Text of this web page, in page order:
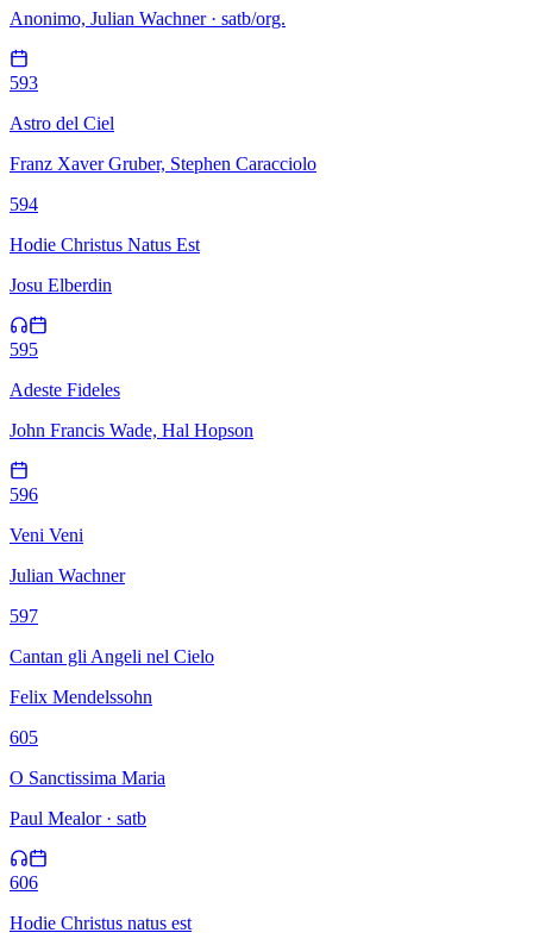
Anonimo, Julian Wachner · satb/org.
593
Astro del Ciel
Franz Xaver Gruber, Stephen Caracciolo
594
Hodie Christus Natus Est
Josu Elberdin
595
Adeste Fideles
John Francis Wade, Hal Hopson
596
Veni Veni
Julian Wachner
597
Cantan gli Angeli nel Cielo
Felix Mendelssohn
605
O Sanctissima Maria
Paul Mealor · satb
606
Hodie Christus natus est